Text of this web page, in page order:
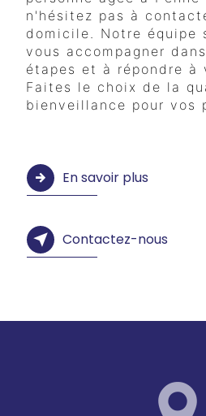
n'hésitez pas à
domicile. Notre équipe
vous accompagner
étapes et à répondre à
Faites le choix de la
bienveillance pour vos
En savoir plus
Contactez-nous